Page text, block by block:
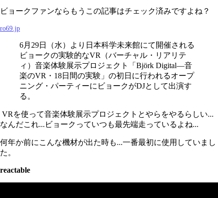
ビョークファンならもうこの記事はチェック済みですよね？
ro69.jp
6月29日（水）より日本科学未来館にて開催される
ビョークの実験的なVR（バーチャル・リアリテ
ィ）音楽体験展示プロジェクト「Björk Digital―音
楽のVR・18日間の実験」の初日に行われるオープ
ニング・パーティーにビョークがDJとして出演す
る。
VRを使って音楽体験展示プロジェクトとやらをやるらしい...
なんだこれ...ビョークっていつも最先端走っているよね...
何年か前にこんな機材が出た時も...一番最初に使用していまし
た。
reactable